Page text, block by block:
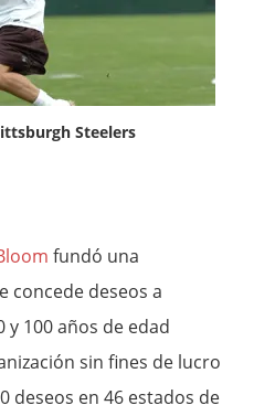
Steelers
fundó una
concede deseos a
y 100 años de edad
sin fines de lucro
deseos en 46 estados de